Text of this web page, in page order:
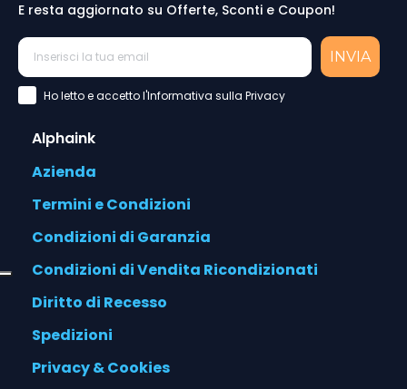
E resta aggiornato su Offerte, Sconti e Coupon!
INVIA
Accettazione Privacy Policy
Ho letto e accetto l'Informativa sulla Privacy
Alphaink
Azienda
Termini e Condizioni
Condizioni di Garanzia
Condizioni di Vendita Ricondizionati
Diritto di Recesso
Spedizioni
Privacy & Cookies